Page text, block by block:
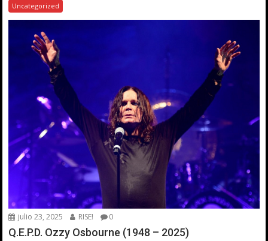
Uncategorized
julio 23, 2025 RISE! 0
Q.E.P.D. Ozzy Osbourne (1948 – 2025)